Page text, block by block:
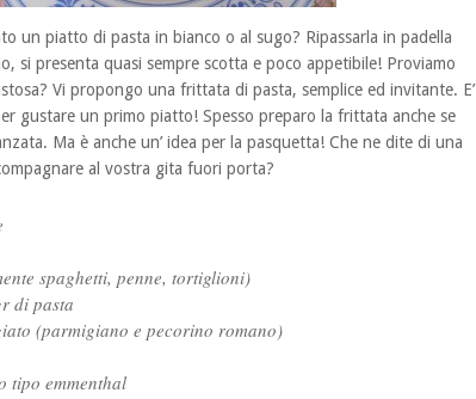
un piatto di pasta in bianco o al sugo? Ripassarla in padella
si presenta quasi sempre scotta e poco appetibile! Proviamo
Vi propongo una frittata di pasta, semplice ed invitante. E’
gustare un primo piatto! Spesso preparo la frittata anche se
Ma è anche un’ idea per la pasquetta! Che ne dite di una
al vostra gita fuori porta?
spaghetti, penne, tortiglioni)
di pasta
(parmigiano e pecorino romano)
tipo emmenthal